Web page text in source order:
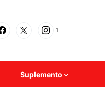
1
Suplemento